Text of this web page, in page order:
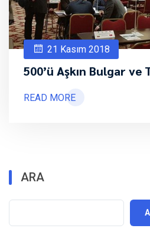
21 Kasım 2018
500’ü Aşkın Bulgar
READ MORE
ARA